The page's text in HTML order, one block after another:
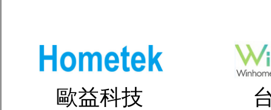
歐益科技